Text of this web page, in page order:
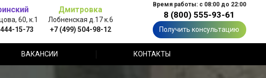
60, к.1
15-73
Дмитровка
Лобненская д.17 к.6
+7 (499) 504-98-12
Время работы: с 08:00 до 22:00
8 (800) 555-93-61
Получить консультацию
ВАКАНСИИ КОНТАКТЫ